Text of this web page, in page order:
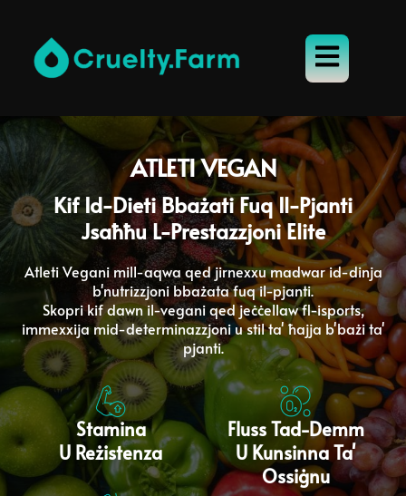
ATLETI VEGAN
Kif Id-Dieti Bbażati Fuq Il-Pjanti
Jsaħħu L-Prestazzjoni Elite
Atleti Vegani mill-aqwa qed jirnexxu madwar id-dinja
b'nutrizzjoni bbażata fuq il-pjanti.
Skopri kif dawn il-vegani qed jeċċellaw fl-isports,
immexxija mid-determinazzjoni u stil ta' ħajja b'bażi ​​ta'
pjanti.
Stamina
U Reżistenza
Fluss Tad-Demm
U Kunsinna Ta'
Ossiġnu